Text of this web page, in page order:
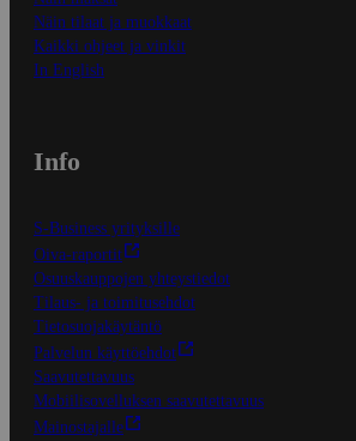
Näin tilaat ja muokkaat
Kaikki ohjeet ja vinkit
In English
Info
S-Business yrityksille
Oiva-raportit
Osuuskauppojen yhteystiedot
Tilaus- ja toimitusehdot
Tietosuojakäytäntö
Palvelun käyttöehdot
Saavutettavuus
Mobiilisovelluksen saavutettavuus
Mainostajalle